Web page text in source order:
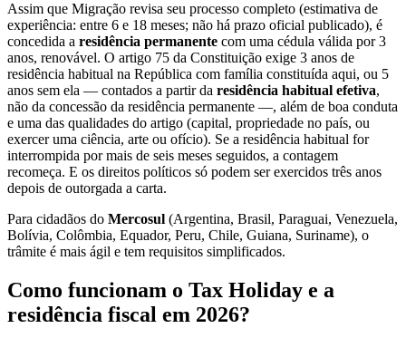
Assim que Migração revisa seu processo completo (estimativa de
experiência: entre 6 e 18 meses; não há prazo oficial publicado), é
concedida a residência permanente com uma cédula válida por 3
anos, renovável. O artigo 75 da Constituição exige 3 anos de
residência habitual na República com família constituída aqui, ou 5
anos sem ela — contados a partir da residência habitual efetiva,
não da concessão da residência permanente —, além de boa conduta
e uma das qualidades do artigo (capital, propriedade no país, ou
exercer uma ciência, arte ou ofício). Se a residência habitual for
interrompida por mais de seis meses seguidos, a contagem
recomeça. E os direitos políticos só podem ser exercidos três anos
depois de outorgada a carta.
Para cidadãos do Mercosul (Argentina, Brasil, Paraguai, Venezuela,
Bolívia, Colômbia, Equador, Peru, Chile, Guiana, Suriname), o
trâmite é mais ágil e tem requisitos simplificados.
Como funcionam o Tax Holiday e a
residência fiscal em 2026?